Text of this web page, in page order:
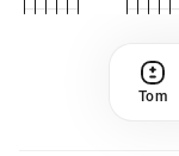
Tom